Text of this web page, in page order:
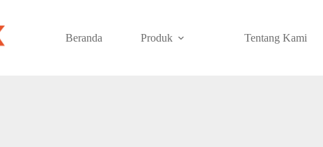
Beranda Produk Tentang Kami